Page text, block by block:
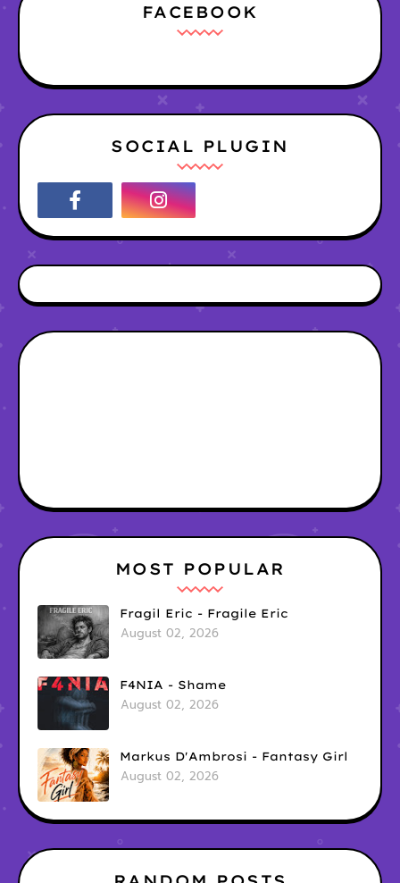
FACEBOOK
SOCIAL PLUGIN
MOST POPULAR
Fragil Eric - Fragile Eric
August 02, 2026
F4NIA - Shame
August 02, 2026
Markus D'Ambrosi - Fantasy Girl
August 02, 2026